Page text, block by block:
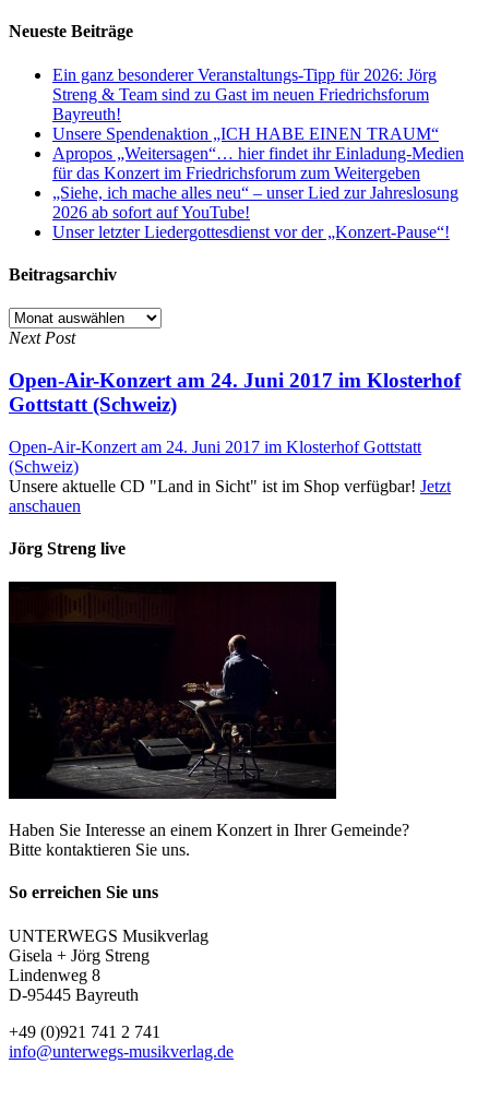
Neueste Beiträge
Ein ganz besonderer Veranstaltungs-Tipp für 2026: Jörg
Streng & Team sind zu Gast im neuen Friedrichsforum
Bayreuth!
Unsere Spendenaktion „ICH HABE EINEN TRAUM“
Apropos „Weitersagen“… hier findet ihr Einladung-Medien
für das Konzert im Friedrichsforum zum Weitergeben
„Siehe, ich mache alles neu“ – unser Lied zur Jahreslosung
2026 ab sofort auf YouTube!
Unser letzter Liedergottesdienst vor der „Konzert-Pause“!
Beitragsarchiv
Beitragsarchiv
Next Post
Open-Air-Konzert am 24. Juni 2017 im Klosterhof
Gottstatt (Schweiz)
Open-Air-Konzert am 24. Juni 2017 im Klosterhof Gottstatt
(Schweiz)
Unsere aktuelle CD "Land in Sicht" ist im Shop verfügbar! Jetzt
anschauen
Jörg Streng live
Haben Sie Interesse an einem Konzert in Ihrer Gemeinde?
Bitte kontaktieren Sie uns.
So erreichen Sie uns
UNTERWEGS Musikverlag
Gisela + Jörg Streng
Lindenweg 8
D-95445 Bayreuth
+49 (0)921 741 2 741
info@unterwegs-musikverlag.de